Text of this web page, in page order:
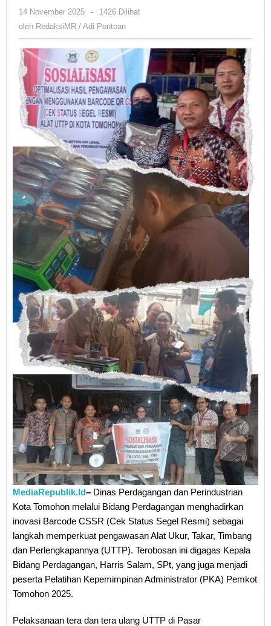
14 November 2025
oleh
RedaksiMR
Pontoan
-
1426 Dilihat
oleh RedaksiMR / Adi Pontoan
MediaRepublik.Id– Dinas Perdagangan dan Perindustrian
Kota Tomohon melalui Bidang Perdagangan menghadirkan
inovasi Barcode CSSR (Cek Status Segel Resmi) sebagai
langkah memperkuat pengawasan Alat Ukur, Takar, Timbang
dan Perlengkapannya (UTTP). Terobosan ini digagas Kepala
Bidang Perdagangan, Harris Salam, SPt, yang juga menjadi
peserta Pelatihan Kepemimpinan Administrator (PKA) Pemkot
Tomohon 2025.
Pelaksanaan tera dan tera ulang UTTP di Pasar